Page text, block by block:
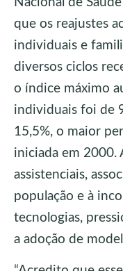
que os reajustes
individuais e
diversos ciclos
o índice máximo
individuais foi de
15,5%, o maior
iniciada em 2000.
assistenciais,
população e à
tecnologias,
a adoção de